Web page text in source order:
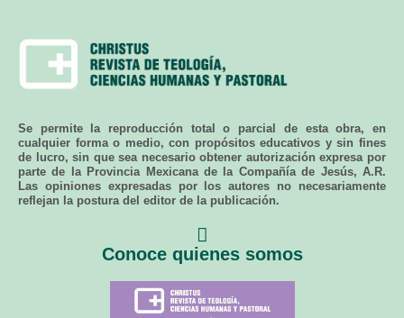
Se permite la reproducción total o parcial de esta obra, en
cualquier forma o medio, con propósitos educativos y sin fines
de lucro, sin que sea necesario obtener autorización expresa por
parte de la Provincia Mexicana de la Compañía de Jesús, A.R.
Las opiniones expresadas por los autores no necesariamente
reflejan la postura del editor de la publicación.
Conoce quienes somos